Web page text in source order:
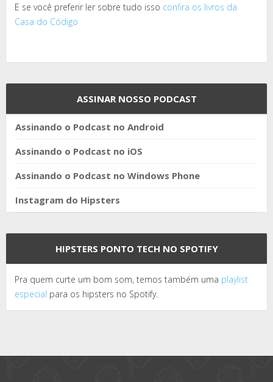
E se você preferir ler sobre tudo isso confira os livros da
Casa do Código
ASSINAR NOSSO PODCAST
Assinando o Podcast no Android
Assinando o Podcast no iOS
Assinando o Podcast no Windows Phone
Instagram do Hipsters
HIPSTERS PONTO TECH NO SPOTIFY
Pra quem curte um bom som, temos também uma playlist
especial para os hipsters no Spotify.